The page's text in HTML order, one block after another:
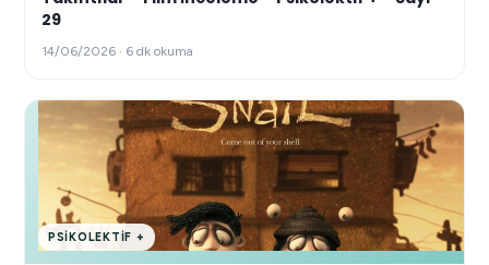
29
14/06/2026 · 6 dk okuma
PSIKOLEKTIF +